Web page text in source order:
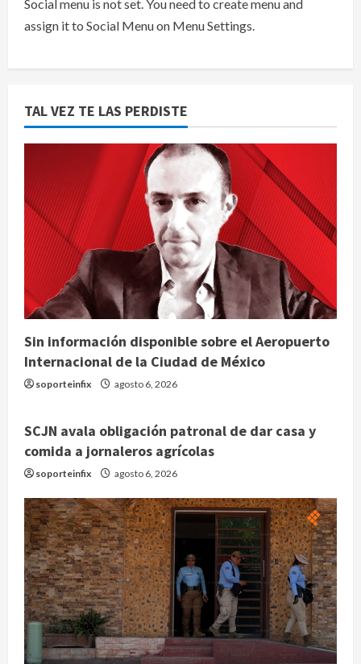
Social menu is not set. You need to create menu and
assign it to Social Menu on Menu Settings.
TAL VEZ TE LAS PERDISTE
Sin información disponible sobre el Aeropuerto
Internacional de la Ciudad de México
soporteinfix agosto 6, 2026
SCJN avala obligación patronal de dar casa y
comida a jornaleros agrícolas
soporteinfix agosto 6, 2026